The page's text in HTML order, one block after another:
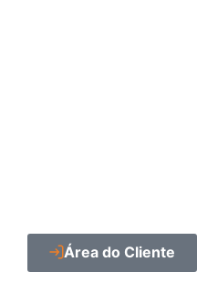
Área do Cliente